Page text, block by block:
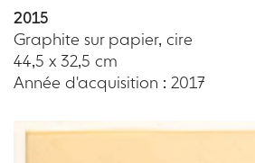
2015
Graphite sur papier, cire
44,5 x 32,5 cm
Année d'acquisition : 2017